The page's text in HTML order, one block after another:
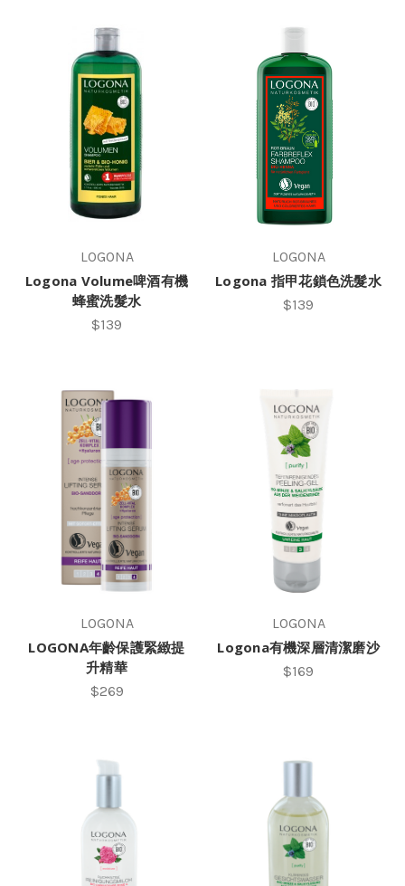
LOGONA
Logona Volume啤酒有機
蜂蜜洗髮水
$139
LOGONA
Logona 指甲花鎖色洗髮水
$139
LOGONA
LOGONA年齡保護緊緻提
升精華
$269
LOGONA
Logona有機深層清潔磨沙
$169